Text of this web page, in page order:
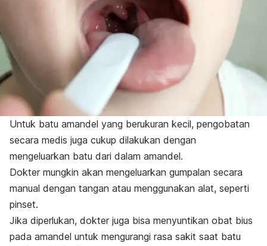
Untuk batu amandel yang berukuran kecil, pengobatan
secara medis juga cukup dilakukan dengan
mengeluarkan batu dari dalam amandel.
Dokter mungkin akan mengeluarkan gumpalan secara
manual dengan tangan atau menggunakan alat, seperti
pinset.
Jika diperlukan, dokter juga bisa menyuntikan obat bius
pada amandel untuk mengurangi rasa sakit saat batu